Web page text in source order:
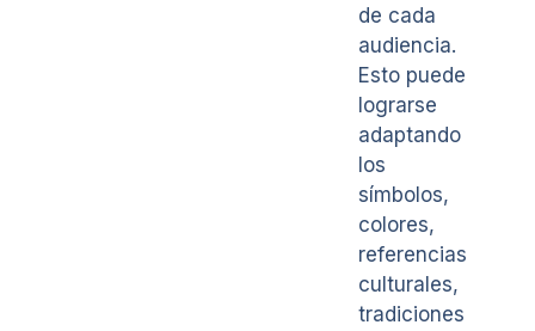
de cada
audiencia.
Esto puede
lograrse
adaptando
los
símbolos,
colores,
referencias
culturales,
tradiciones